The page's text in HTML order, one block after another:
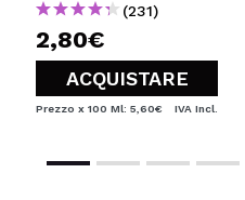
(231)
2,80€
ACQUISTARE
Prezzo x 100 Ml: 5,60€ IVA Incl.